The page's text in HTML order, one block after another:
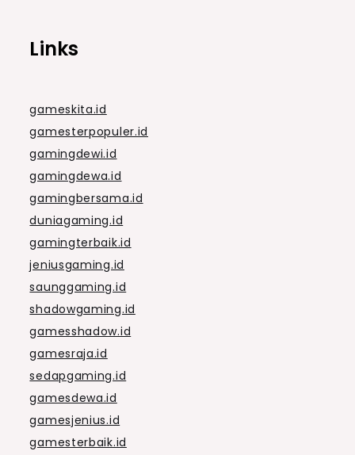
Links
gameskita.id
gamesterpopuler.id
gamingdewi.id
gamingdewa.id
gamingbersama.id
duniagaming.id
gamingterbaik.id
jeniusgaming.id
saunggaming.id
shadowgaming.id
gamesshadow.id
gamesraja.id
sedapgaming.id
gamesdewa.id
gamesjenius.id
gamesterbaik.id